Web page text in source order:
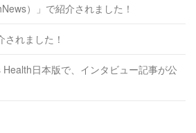
）」で紹介されました！
れました！
Health日本版で、インタビュー記事が公